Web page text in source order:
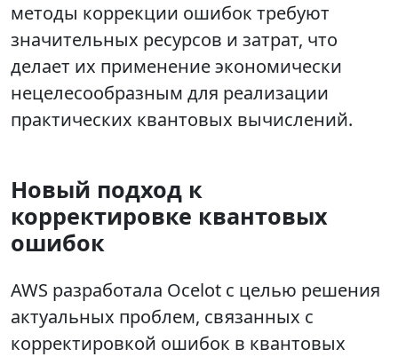
методы коррекции ошибок требуют
значительных ресурсов и затрат, что
делает их применение экономически
нецелесообразным для реализации
практических квантовых вычислений.
Новый подход к
корректировке квантовых
ошибок
AWS разработала Ocelot с целью решения
актуальных проблем, связанных с
корректировкой ошибок в квантовых